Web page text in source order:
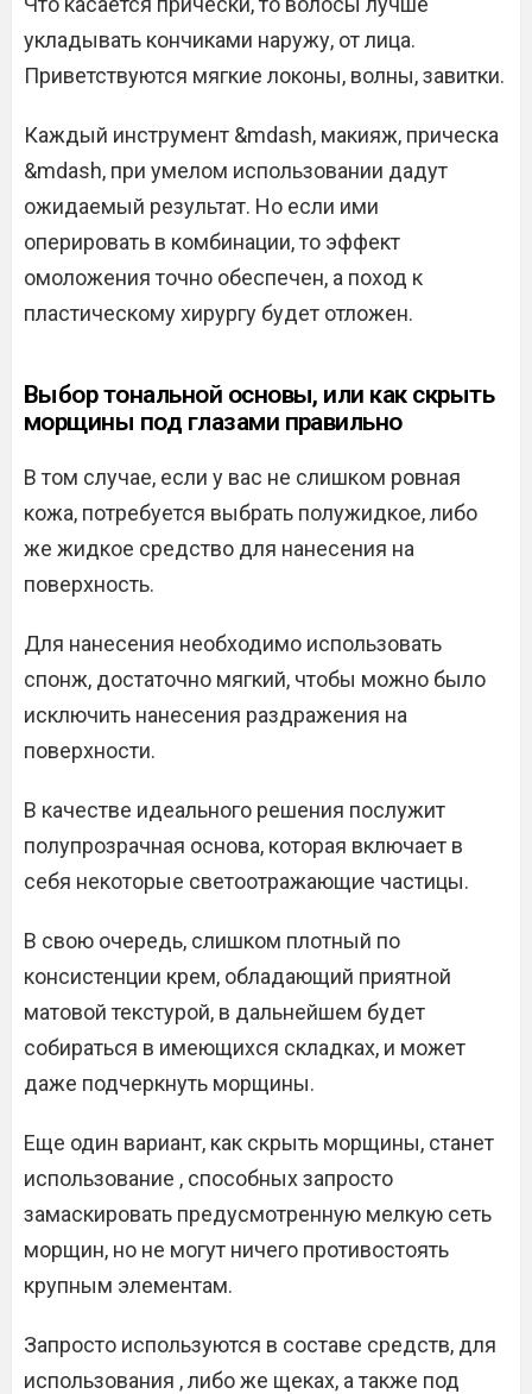
укладывать кончиками наружу, от лица.
Приветствуются мягкие локоны, волны, завитки.
Каждый инструмент &mdash, макияж, прическа
&mdash, при умелом использовании дадут
ожидаемый результат. Но если ими
оперировать в комбинации, то эффект
омоложения точно обеспечен, а поход к
пластическому хирургу будет отложен.
Выбор тональной основы, или как скрыть
морщины под глазами правильно
В том случае, если у вас не слишком ровная
кожа, потребуется выбрать полужидкое, либо
же жидкое средство для нанесения на
поверхность.
Для нанесения необходимо использовать
спонж, достаточно мягкий, чтобы можно было
исключить нанесения раздражения на
поверхности.
В качестве идеального решения послужит
полупрозрачная основа, которая включает в
себя некоторые светоотражающие частицы.
В свою очередь, слишком плотный по
консистенции крем, обладающий приятной
матовой текстурой, в дальнейшем будет
собираться в имеющихся складках, и может
даже подчеркнуть морщины.
Еще один вариант, как скрыть морщины, станет
использование , способных запросто
замаскировать предусмотренную мелкую сеть
морщин, но не могут ничего противостоять
крупным элементам.
Запросто используются в составе средств, для
использования , либо же щеках, а также под